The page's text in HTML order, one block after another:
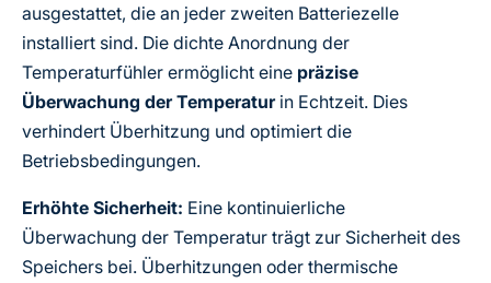
ausgestattet, die an jeder zweiten Batteriezelle
installiert sind. Die dichte Anordnung der
Temperaturfühler ermöglicht eine präzise
Überwachung der Temperaturin Echtzeit. Dies
verhindert Überhitzung und optimiert die
Betriebsbedingungen.
Erhöhte Sicherheit: Eine kontinuierliche
Überwachung der Temperatur trägt zur Sicherheit des
Speichers bei. Überhitzungen oder thermische